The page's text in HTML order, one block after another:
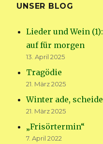
UNSER BLOG
Lieder und Wein
auf für morgen
13. April 2025
Tragödie
21. März 2025
Winter ade,
21. März 2025
„Frisörtermin“
7. April 2022